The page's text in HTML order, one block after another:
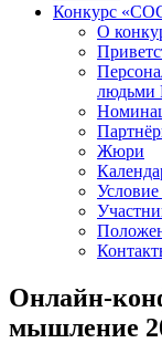
Конкурс
О
людьми
Жюри
Условие
Онлайн-
мышление